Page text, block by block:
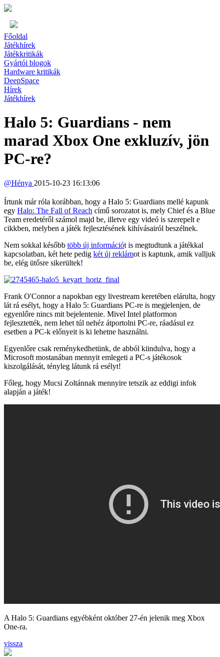
Főoldal
Játékhírek
Játékkritikák
Gyártói blogok
Hardware kritikák
DeepSpace
Hírek
Játékhírek
Halo 5: Guardians - nem
marad Xbox One exkluzív, jön
PC-re?
@Hénya 2015-10-23 16:13:06
Írtunk már róla korábban, hogy a Halo 5: Guardians mellé kapunk
egy Halo: The Fall of Reach című sorozatot is, mely Chief és a Blue
Team eredetéről számol majd be, illetve egy videó is szerepelt e
cikkben, melyben a játék fejlesztésének kihívásairól beszélnek.
Nem sokkal később több új információt is megtudtunk a játékkal
kapcsolatban, két hete pedig két új reklámot is kaptunk, amik valljuk
be, elég ütősre sikerültek!
Frank O'Connor a napokban egy livestream keretében elárulta, hogy
lát rá esélyt, hogy a Halo 5: Guardians PC-re is megjelenjen, de
egyenlőre nincs mit bejelentenie. Mivel Intel platformon
fejlesztették, nem lehet túl nehéz átportolni PC-re, ráadásul ez
esetben a PC-k előnyeit is ki lehetne használni.
Egyenlőre csak reménykedhetünk, de abból kiindulva, hogy a
Microsoft mostanában mennyit emlegeti a PC-s játékosok
kiszolgálását, tényleg látunk rá esélyt!
Főleg, hogy Mucsi Zoltánnak mennyire tetszik az eddigi infok
alapján a játék!
A Halo 5: Guardians egyébként október 27-én jelenik meg Xbox
One-ra.
vissza